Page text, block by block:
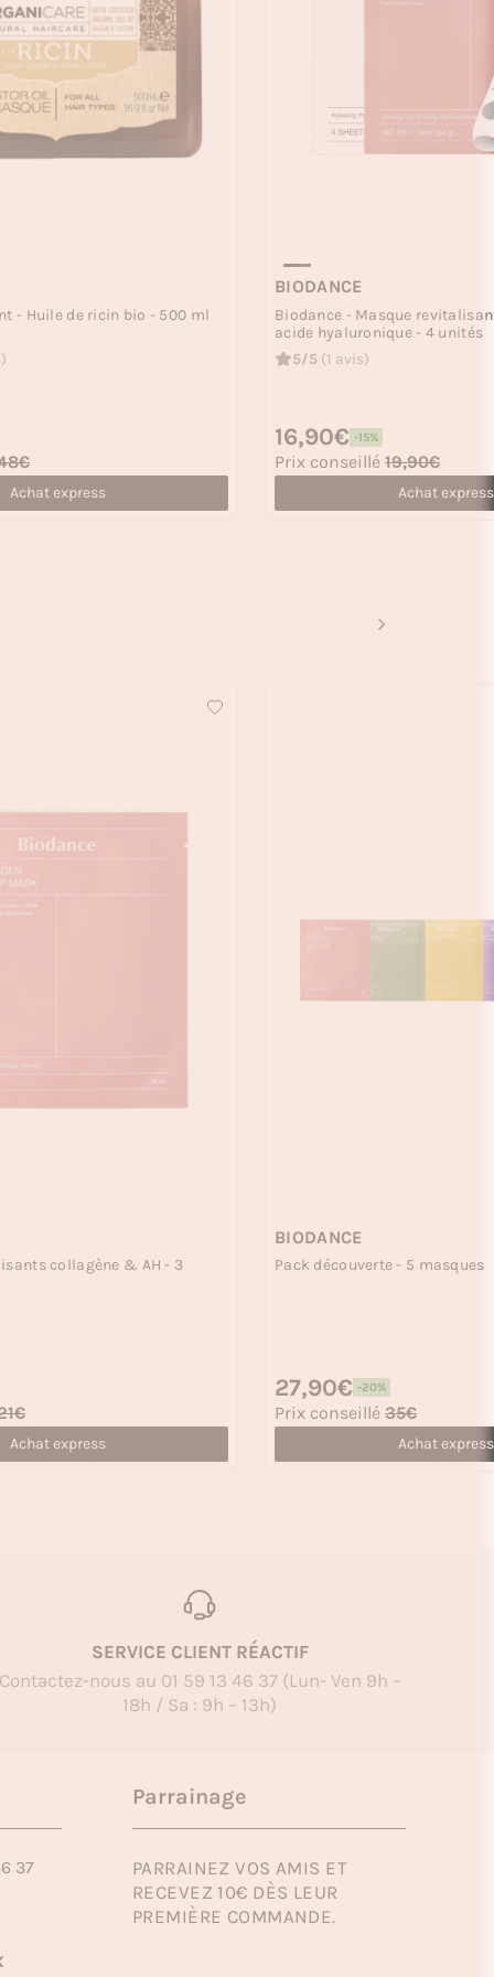
- Huile de ricin bio - 500 ml
Achat express
BIODANCE
Biodance - Masque
acide hyaluronique - 4 unités
5/5 (1 avis)
Prix soldé
16,90€ -15%
Prix habituel
Prix conseillé 19,90€
Achat express
collagène & AH - 3
Achat express
BIODANCE
Pack découverte - 5 masques
Prix soldé
27,90€ -20%
Prix habituel
Prix conseillé 35€
Achat express
SERVICE CLIENT RÉACTIF
nous au 01 59 13 46 37 (Lun- Ven 9h –
18h / Sa : 9h – 13h)
37
Parrainage
PARRAINEZ VOS AMIS ET
RECEVEZ 10€ DÈS LEUR
PREMIÈRE COMMANDE.